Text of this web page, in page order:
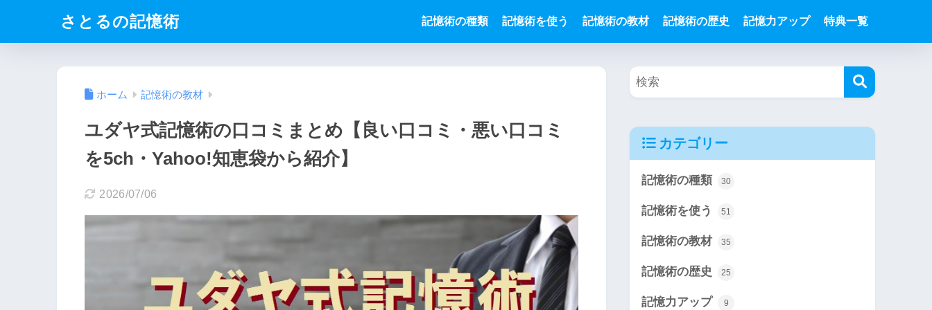
さとるの記憶術 記憶術の種類 記憶術を使う 記憶術の教材 記憶術の歴史 記憶力アップ 特典一覧
ホーム 記憶術の教材
ユダヤ式記憶術の口コミまとめ【良い口コミ・悪い口コミ
を5ch・Yahoo!知恵袋から紹介】
2026/07/06
カテゴリー
記憶術の種類 30
記憶術を使う 51
記憶術の教材 35
記憶術の歴史 25
記憶力アップ 9